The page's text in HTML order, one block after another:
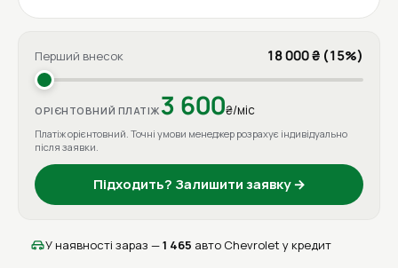
Перший внесок 18 000 ₴ (15%)
ОРІЄНТОВНИЙ ПЛАТІЖ3 600₴/міс
Платіж орієнтовний. Точні умови менеджер розрахує індивідуально
після заявки.
Підходить? Залишити заявку →
У наявності зараз —1 465 авто Chevrolet у кредит